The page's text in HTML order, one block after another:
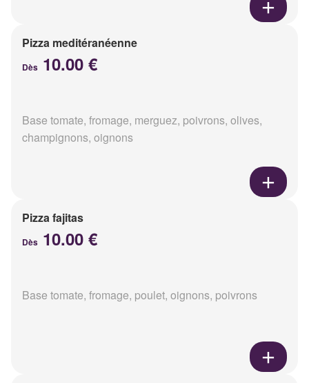
Pizza meditéranéenne
Dès 10.00 €
Base tomate, fromage, merguez, poivrons, olives,
champignons, oignons
Pizza fajitas
Dès 10.00 €
Base tomate, fromage, poulet, oignons, poivrons